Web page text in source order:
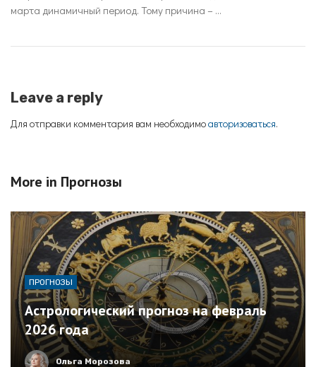
марта динамичный период. Тому причина – ...
Leave a reply
Для отправки комментария вам необходимоавторизоваться.
More in Прогнозы
ПРОГНОЗЫ
Астрологический прогноз на февраль
2026 года
Ольга Морозова